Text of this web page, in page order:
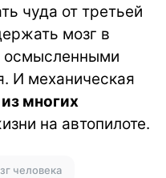
чуда от третьей
мозг в
осмысленными
И механическая
многих
на автопилоте.
человека